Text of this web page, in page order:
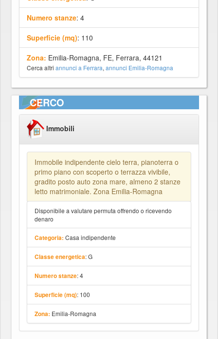
Numero stanze: 4
Superficie (mq): 110
Zona: Emilia-Romagna, FE, Ferrara, 44121
Cerca altri annunci a Ferrara, annunci Emilia-Romagna
CERCO
Immobili
Immobile indipendente cielo terra, pianoterra o
primo piano con scoperto o terrazza vivibile,
gradito posto auto zona mare, almeno 2 stanze
letto matrimoniale. Zona Emilia-Romagna
Disponibile a valutare permuta offrendo o ricevendo
denaro
Categoria: Casa indipendente
Classe energetica: G
Numero stanze: 4
Superficie (mq): 100
Zona: Emilia-Romagna